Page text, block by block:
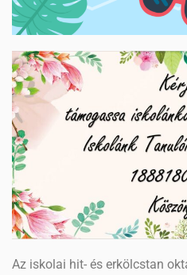
Az iskolai hit- és erkölcstan